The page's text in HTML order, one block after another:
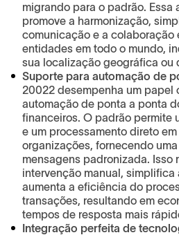
migrando para o padrão. Essa
promove a harmonização,
comunicação e a colaboração
entidades em todo o mundo,
sua localização geográfica ou
Suporte para automação de
20022 desempenha um papel
automação de ponta a ponta
financeiros. O padrão permite
e um processamento direto
organizações, fornecendo
mensagens padronizada. Isso
intervenção manual, simplifica
aumenta a eficiência do
transações, resultando em
tempos de resposta mais
Integração perfeita de